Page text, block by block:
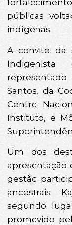
públicas
indígenas.
A convite da
Santos, da
Centro
Instituto, e
Um dos
apresentação
gestão
ancestrais
segundo
promovido